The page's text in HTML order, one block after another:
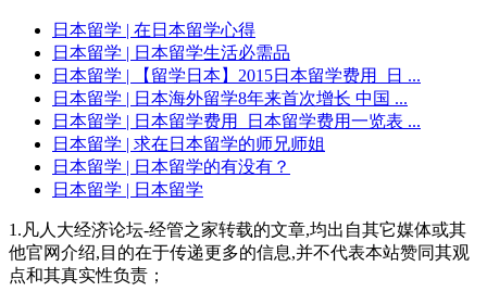
日本留学 | 在日本留学心得
日本留学 | 日本留学生活必需品
日本留学 | 【留学日本】2015日本留学费用_日 ...
日本留学 | 日本海外留学8年来首次增长 中国 ...
日本留学 | 日本留学费用_日本留学费用一览表 ...
日本留学 | 求在日本留学的师兄师姐
日本留学 | 日本留学的有没有？
日本留学 | 日本留学
1.凡人大经济论坛-经管之家转载的文章,均出自其它媒体或其
他官网介绍,目的在于传递更多的信息,并不代表本站赞同其观
点和其真实性负责；